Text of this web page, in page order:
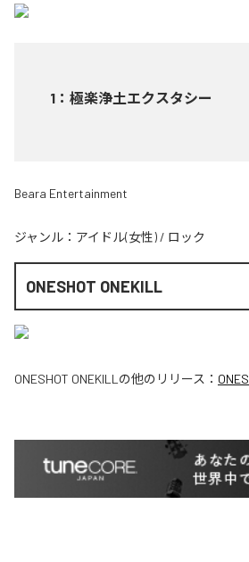
1 ： 極楽浄土エクスタシー
Beara Entertainment
ジャンル： アイドル(女性) / ロック
ONESHOT ONEKILL
ONESHOT ONEKILL の他のリリース：